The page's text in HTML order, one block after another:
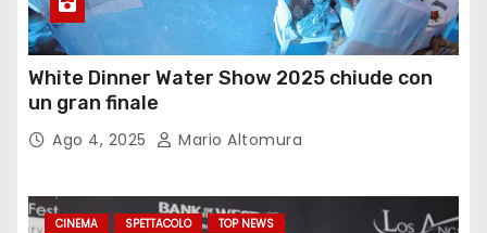
White Dinner Water Show 2025 chiude con
un gran finale
Ago 4, 2025 Mario Altomura
CINEMA SPETTACOLO TOP NEWS